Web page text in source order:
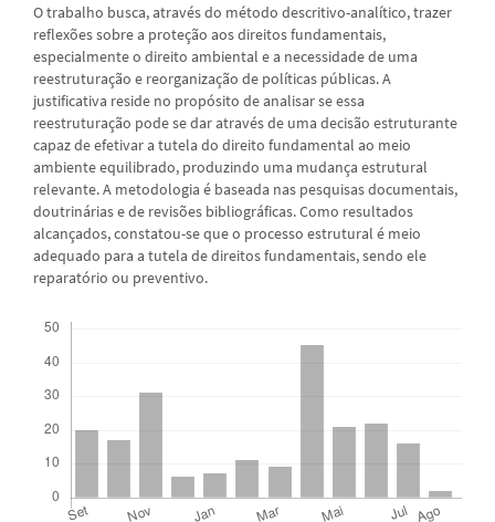
O trabalho busca, através do método descritivo-analítico, trazer
reflexões sobre a proteção aos direitos fundamentais,
especialmente o direito ambiental e a necessidade de uma
reestruturação e reorganização de políticas públicas. A
justificativa reside no propósito de analisar se essa
reestruturação pode se dar através de uma decisão estruturante
capaz de efetivar a tutela do direito fundamental ao meio
ambiente equilibrado, produzindo uma mudança estrutural
relevante. A metodologia é baseada nas pesquisas documentais,
doutrinárias e de revisões bibliográficas. Como resultados
alcançados, constatou-se que o processo estrutural é meio
adequado para a tutela de direitos fundamentais, sendo ele
reparatório ou preventivo.